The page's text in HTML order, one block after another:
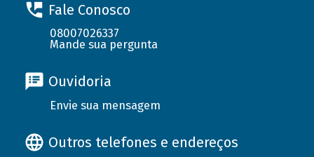
Fale Conosco
08007026337
Mande sua pergunta
Ouvidoria
Envie sua mensagem
Outros telefones e endereços